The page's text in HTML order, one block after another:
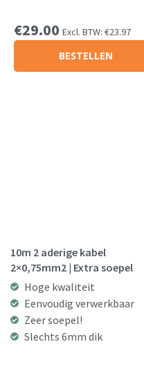
€29.00 Excl. BTW: €23.97
BESTELLEN
10m 2 aderige kabel
2×0,75mm2 | Extra soepel
Hoge kwaliteit
Eenvoudig verwerkbaar
Zeer soepel!
Slechts 6mm dik